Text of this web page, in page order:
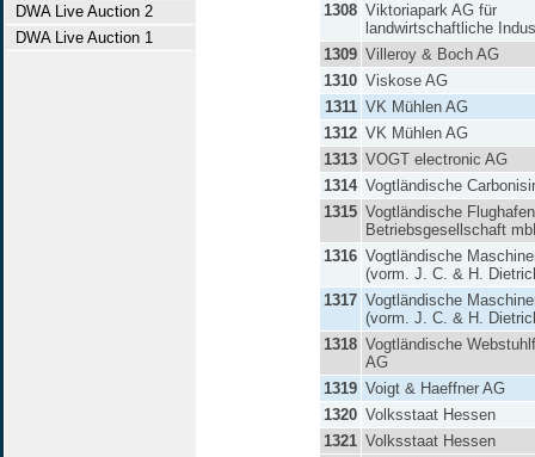
DWA Live Auction 2
DWA Live Auction 1
1308 Viktoriapark AG für
landwirtschaftliche
1309 Villeroy & Boch AG
1310 Viskose AG
1311 VK Mühlen AG
1312 VK Mühlen AG
1313 VOGT electronic AG
1314 Vogtländische
1315 Vogtländische
Betriebsgesellschaft
1316 Vogtländische
(vorm. J. C. & H.
1317 Vogtländische
(vorm. J. C. & H.
1318 Vogtländische
AG
1319 Voigt & Haeffner AG
1320 Volksstaat Hessen
1321 Volksstaat Hessen